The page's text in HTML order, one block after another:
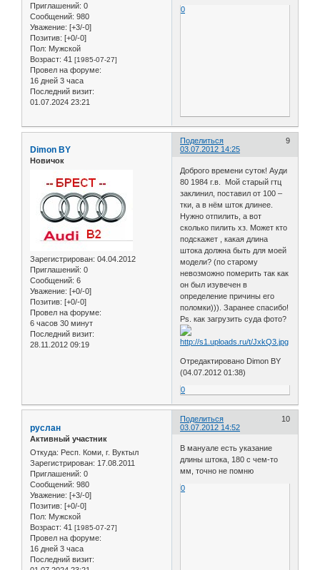
Приглашений: 0
Сообщений: 980
Уважение: [+3/-0]
Позитив: [+0/-0]
Пол: Мужской
Возраст: 41 [1985-07-27]
Провел на форуме:
16 дней 3 часа
Последний визит:
01.07.2024 23:21
0
Поделиться
9
03.07.2012 14:25
Dimon BY
Новичок
Зарегистрирован: 04.04.2012
Приглашений: 0
Сообщений: 6
Уважение: [+0/-0]
Позитив: [+0/-0]
Провел на форуме:
6 часов 30 минут
Последний визит:
28.11.2012 09:19
Доброго времени суток! Ауди
80 1984 г.в. Мой старый гтц
заклинил, поставил от 100 –
тки, а в нём шток длинее.
Нужно отпилить, а вот
сколько пилить хз. Может кто
подскажет , какая длина
штока должна быть для моей
модели? (по старому
невозможно померить так как
он был изувечен в
определение причины его
поломки))). Заранее спасибо!
Ps. как загрузить суда фото?
Отредактировано Dimon BY
(04.07.2012 01:38)
0
Поделиться
10
03.07.2012 14:52
руслан
Активный участник
Откуда: Респ. Коми, г. Вуктыл
Зарегистрирован: 17.08.2011
Приглашений: 0
Сообщений: 980
Уважение: [+3/-0]
Позитив: [+0/-0]
Пол: Мужской
Возраст: 41 [1985-07-27]
Провел на форуме:
16 дней 3 часа
Последний визит:
В мануале есть указание
длины штока, 180 с чем-то
мм, точно не помню
0